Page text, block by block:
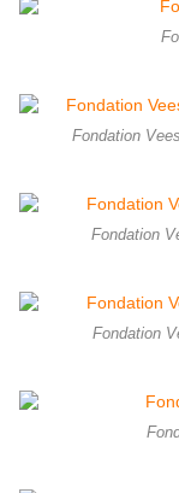
Fondation
Fondation
Fondation